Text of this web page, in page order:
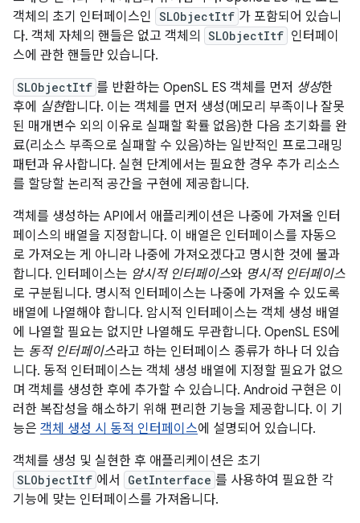
객체의 초기 인터페이스인 SLObjectItf 가 포함되어 있습니
다. 객체 자체의 핸들은 없고 객체의
SLObjectItf 인터페이
스에 관한 핸들만 있습니다.
SLObjectItf 를 반환하는 OpenSL ES 객체를 먼저 생성한
후에 실현합니다. 이는 객체를 먼저 생성(메모리 부족이나 잘못
된 매개변수 외의 이유로 실패할 확률 없음)한 다음 초기화를 완
료(리소스 부족으로 실패할 수 있음)하는 일반적인 프로그래밍
패턴과 유사합니다. 실현 단계에서는 필요한 경우 추가 리소스
를 할당할 논리적 공간을 구현에 제공합니다.
객체를 생성하는 API에서 애플리케이션은 나중에 가져올 인터
페이스의 배열을 지정합니다. 이 배열은 인터페이스를 자동으
로 가져오는 게 아니라 나중에 가져오겠다고 명시한 것에 불과
합니다. 인터페이스는 암시적 인터페이스와 명시적 인터페이스
로 구분됩니다. 명시적 인터페이스는 나중에 가져올 수 있도록
배열에 나열해야 합니다. 암시적 인터페이스는 객체 생성 배열
에 나열할 필요는 없지만 나열해도 무관합니다. OpenSL ES에
는 동적 인터페이스라고 하는 인터페이스 종류가 하나 더 있습
니다. 동적 인터페이스는 객체 생성 배열에 지정할 필요가 없으
며 객체를 생성한 후에 추가할 수 있습니다. Android 구현은 이
러한 복잡성을 해소하기 위해 편리한 기능을 제공합니다. 이 기
능은 객체 생성 시 동적 인터페이스에 설명되어 있습니다.
객체를 생성 및 실현한 후 애플리케이션은 초기
SLObjectItf 에서 GetInterface 를 사용하여 필요한 각
기능에 맞는 인터페이스를 가져옵니다.